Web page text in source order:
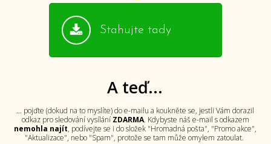
Stahujte tady
A teď...
... pojďte (dokud na to myslíte) do e-mailu a koukněte se, jestli Vám dorazil
odkaz pro sledování vysílání ZDARMA. Kdybyste náš e-mail s odkazem
nemohla najít, podívejte se i do složek "Hromadná pošta", "Promo akce",
"Aktualizace", nebo "Spam", protože se tam může omylem zatoulat.